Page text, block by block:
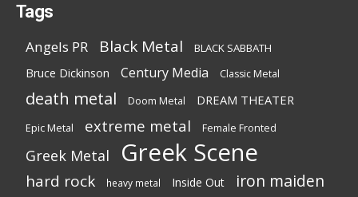
Tags
Angels PR Black Metal BLACK SABBATH
Bruce Dickinson Century Media Classic Metal
death metal Doom Metal DREAM THEATER
Epic Metal extreme metal Female Fronted
Greek Metal Greek Scene
hard rock heavy metal Inside Out iron maiden